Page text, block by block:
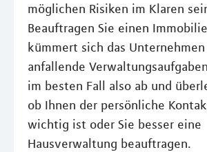
möglichen Risiken im Klaren
Beauftragen Sie einen
kümmert sich das
anfallende
im besten Fall also ab und
ob Ihnen der persönliche
wichtig ist oder Sie besser eine
Hausverwaltung beauftragen.